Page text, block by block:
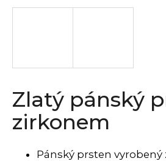
Zlatý pánský
zirkonem
Pánský prsten vyrobený
t